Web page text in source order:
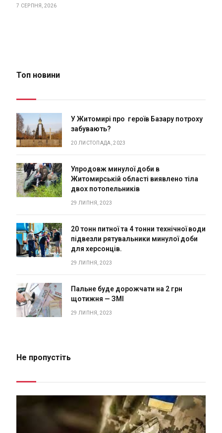
7 СЕРПНЯ, 2026
Топ новини
У Житомирі про героїв Базару потроху
забувають?
20 ЛИСТОПАДА, 2023
Упродовж минулої доби в
Житомирській області виявлено тіла
двох потопельників
29 ЛИПНЯ, 2023
20 тонн питної та 4 тонни технічної води
підвезли рятувальники минулої доби
для херсонців.
29 ЛИПНЯ, 2023
Пальне буде дорожчати на 2 грн
щотижня — ЗМІ
29 ЛИПНЯ, 2023
Не пропустіть